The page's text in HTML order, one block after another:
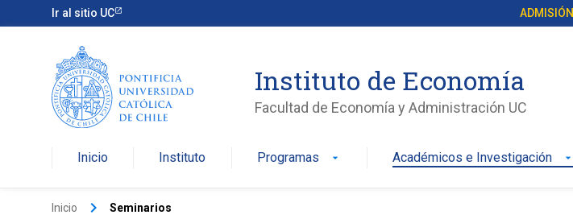
Ir al sitio UC ADMISIÓN
Instituto de Economía
Facultad de Economía y Administración UC
Inicio Instituto Programas arrow_drop_down Académicos e Investigación arrow_drop_down
Inicio keyboard_arrow_right Seminarios